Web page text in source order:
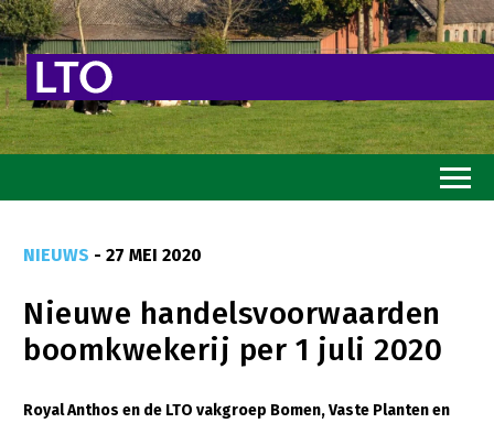
Goed eten
Mooi groen
Sterk ondernemerschap
NIEUWS - 27 MEI 2020
Nieuwe handelsvoorwaarden
boomkwekerij per 1 juli 2020
Royal Anthos en de LTO vakgroep Bomen, Vaste Planten en